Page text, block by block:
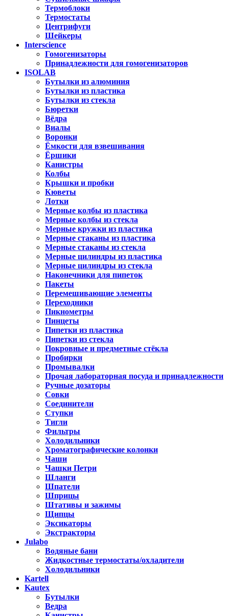
Термоблоки
Термостаты
Центрифуги
Шейкеры
Interscience
Гомогенизаторы
Принадлежности для гомогенизаторов
ISOLAB
Бутылки из алюминия
Бутылки из пластика
Бутылки из стекла
Бюретки
Вёдра
Виалы
Воронки
Ёмкости для взвешивания
Ёршики
Канистры
Колбы
Крышки и пробки
Кюветы
Лотки
Мерные колбы из пластика
Мерные колбы из стекла
Мерные кружки из пластика
Мерные стаканы из пластика
Мерные стаканы из стекла
Мерные цилиндры из пластика
Мерные цилиндры из стекла
Наконечники для пипеток
Пакеты
Перемешивающие элементы
Переходники
Пикнометры
Пинцеты
Пипетки из пластика
Пипетки из стекла
Покровные и предметные стёкла
Пробирки
Промывалки
Прочая лабораторная посуда и принадлежности
Ручные дозаторы
Совки
Соединители
Ступки
Тигли
Фильтры
Холодильники
Хроматографические колонки
Чаши
Чашки Петри
Шланги
Шпатели
Шприцы
Штативы и зажимы
Щипцы
Эксикаторы
Экстракторы
Julabo
Водяные бани
Жидкостные термостаты/охладители
Холодильники
Kartell
Kautex
Бутылки
Ведра